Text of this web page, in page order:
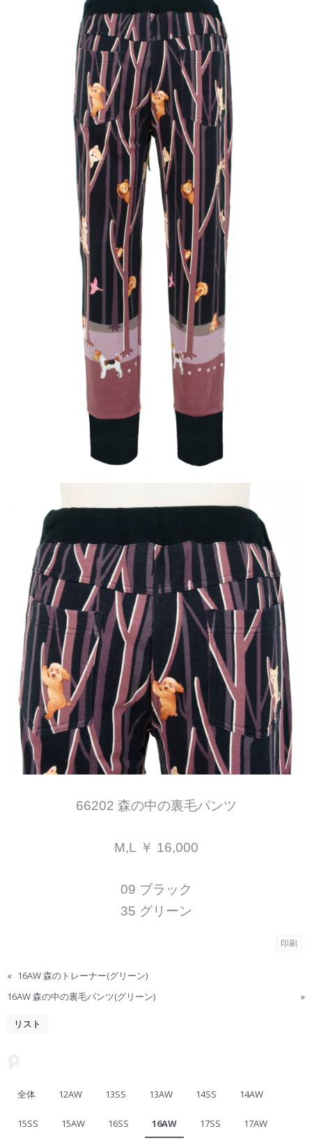
66202 森の中の裏毛パンツ
M,L ￥ 16,000
09 ブラック
35 グリーン
印刷
« 16AW 森のトレーナー(グリーン)
16AW 森の中の裏毛パンツ(グリーン)
»
リスト
全体 12AW 13SS 13AW 14SS 14AW
15SS 15AW 16SS 16AW 17SS 17AW